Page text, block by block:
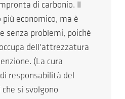
di carbonio. Il
economico, ma è
senza problemi, poiché
dell'attrezzatura
(La cura
responsabilità del
si svolgono